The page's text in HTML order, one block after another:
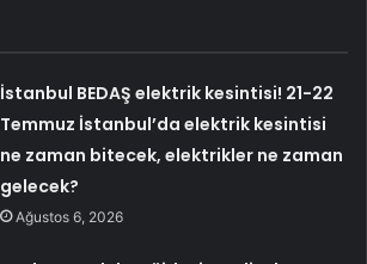
İstanbul BEDAŞ elektrik kesintisi! 21-22
Temmuz İstanbul’da elektrik kesintisi
ne zaman bitecek, elektrikler ne zaman
gelecek?
Ağustos 6, 2026